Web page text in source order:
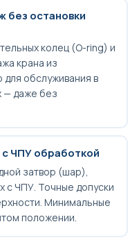
без остановки
колец (O-ring) и
крана из
обслуживания в
— даже без
ЧПУ обработкой
затвор (шар),
с ЧПУ. Точные допуски
Минимальные
положении.